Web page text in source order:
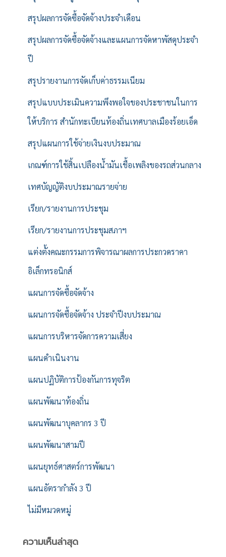
สรุปผลการจัดซื้อจัดจ้างประจำเดือน
สรุปผลการจัดซื้อจัดจ้างและแผนการจัดหาพัสดุประจำ
ปี
สรุปรายงานการจัดเก็บค่าธรรมเนียม
สรุปแบบประเมินความพึงพอใจของประชาชนในการ
ให้บริการ สำนักทะเบียนท้องถิ่นเทศบาลเมืองร้อยเอ็ด
สรุปแผนการใช้จ่ายเงินงบประมาณ
เกณฑ์การใช้สิ้นเปลืองน้ำมันเชื้อเพลิงของรถส่วนกลาง
เทศบัญญัติงบประมาณรายจ่าย
เรียก/รายงานการประชุม
เรียก/รายงานการประชุมสภาฯ
แต่งตั้งคณะกรรมการพิจารณาผลการประกวดราคา
อิเล็กทรอนิกส์
แผนการจัดซื้อจัดจ้าง
แผนการจัดซื้อจัดจ้าง ประจำปีงบประมาณ
แผนการบริหารจัดการความเสี่ยง
แผนดำเนินงาน
แผนปฏิบัติการป้องกันการทุจริต
แผนพัฒนาท้องถิ่น
แผนพัฒนาบุคลากร 3 ปี
แผนพัฒนาสามปี
แผนยุทธ์ศาสตร์การพัฒนา
แผนอัตรากำลัง 3 ปี
ไม่มีหมวดหมู่
ความเห็นล่าสุด